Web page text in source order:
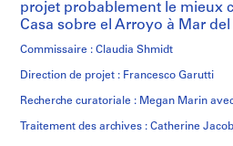
projet probablement le mieux
Casa sobre el Arroyo à Mar del
Commissaire : Claudia Shmidt
Direction de projet : Francesco Garutti
Recherche curatoriale : Megan Marin
Traitement des archives : Catherine Jacob